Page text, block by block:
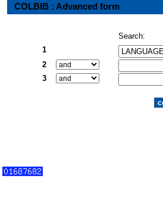
COLBIB : Advanced form
Search:
1
2
3